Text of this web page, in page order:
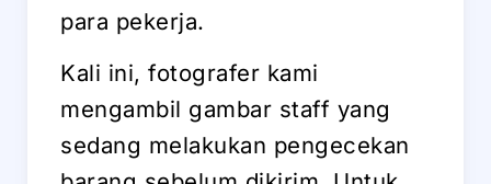
para pekerja.
Kali ini, fotografer kami
mengambil gambar staff yang
sedang melakukan pengecekan